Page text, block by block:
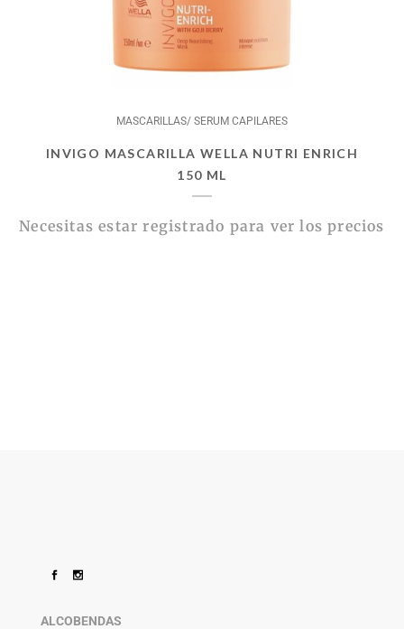
MASCARILLAS/ SERUM CAPILARES
INVIGO MASCARILLA WELLA NUTRI ENRICH
150 ML
Necesitas estar registrado para ver los precios
ALCOBENDAS